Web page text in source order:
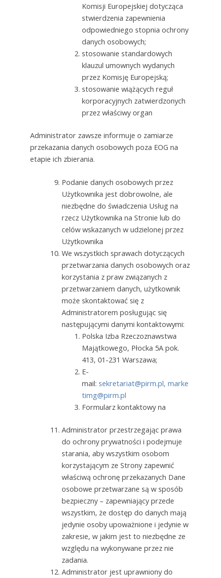
Komisji Europejskiej dotycząca
stwierdzenia zapewnienia
odpowiedniego stopnia ochrony
danych osobowych;
stosowanie standardowych
klauzul umownych wydanych
przez Komisję Europejską;
stosowanie wiążących reguł
korporacyjnych zatwierdzonych
przez właściwy organ
Administrator zawsze informuje o zamiarze
przekazania danych osobowych poza EOG na
etapie ich zbierania.
Podanie danych osobowych przez
Użytkownika jest dobrowolne, ale
niezbędne do świadczenia Usług na
rzecz Użytkownika na Stronie lub do
celów wskazanych w udzielonej przez
Użytkownika
We wszystkich sprawach dotyczących
przetwarzania danych osobowych oraz
korzystania z praw związanych z
przetwarzaniem danych, użytkownik
może skontaktować się z
Administratorem posługując się
następującymi danymi kontaktowymi:
Polska Izba Rzeczoznawstwa
Majątkowego, Płocka 5A pok.
413, 01-231 Warszawa;
E-
mail: sekretariat@pirm.pl,marke
timg@pirm.pl
Formularz kontaktowy na
Administrator przestrzegając prawa
do ochrony prywatności i podejmuje
starania, aby wszystkim osobom
korzystającym ze Strony zapewnić
właściwą ochronę przekazanych Dane
osobowe przetwarzane są w sposób
bezpieczny – zapewniający przede
wszystkim, że dostęp do danych mają
jedynie osoby upoważnione i jedynie w
zakresie, w jakim jest to niezbędne ze
względu na wykonywane przez nie
zadania.
Administrator jest uprawniony do